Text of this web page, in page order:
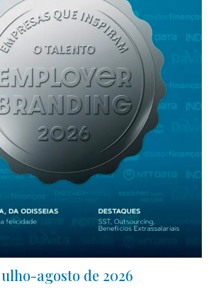
agosto de 2026